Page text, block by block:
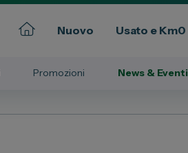
Nuovo Usato e Km0
Promozioni News & Eventi